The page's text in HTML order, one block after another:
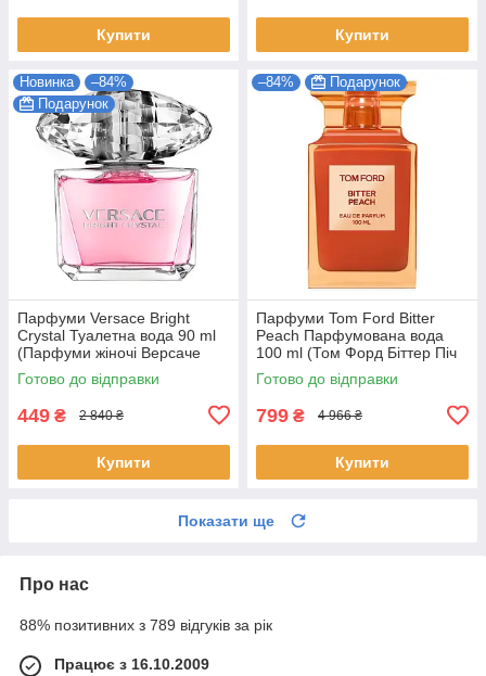
Купити Купити
Новинка
–84%
Подарунок
Парфуми Versace Bright
Crystal Туалетна вода 90 ml
(Парфуми жіночі Версаче
Брайт Крістал Парфуми)
Готово до відправки
449 ₴ 2 840 ₴
Купити
–84% Подарунок
Парфуми Tom Ford Bitter
Peach Парфумована вода
100 ml (Том Форд Біттер Піч
bitter peach tom ford)
Готово до відправки
799 ₴ 4 966 ₴
Купити
Показати ще
Про нас
88% позитивних з 789 відгуків за рік
Працює з 16.10.2009